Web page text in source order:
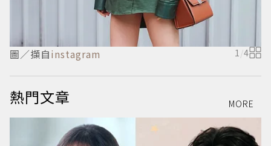
圖／擷自instagram 1/4
熱門文章 MORE